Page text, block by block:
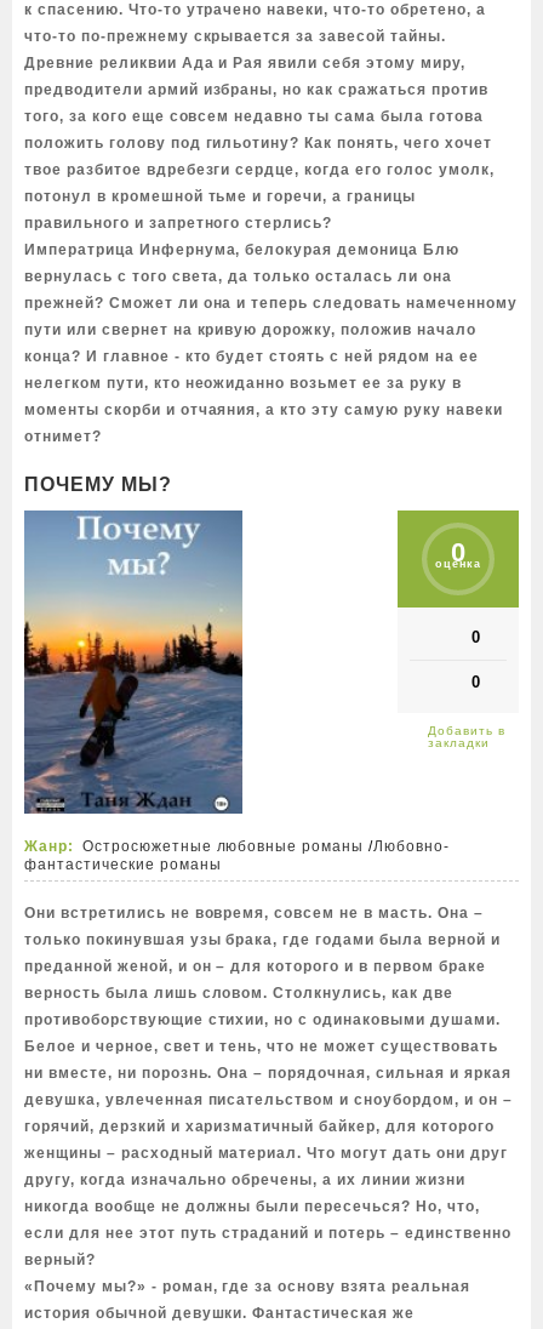
к спасению. Что-то утрачено навеки, что-то обретено, а
что-то по-прежнему скрывается за завесой тайны.
Древние реликвии Ада и Рая явили себя этому миру,
предводители армий избраны, но как сражаться против
того, за кого еще совсем недавно ты сама была готова
положить голову под гильотину? Как понять, чего хочет
твое разбитое вдребезги сердце, когда его голос умолк,
потонул в кромешной тьме и горечи, а границы
правильного и запретного стерлись?
Императрица Инфернума, белокурая демоница Блю
вернулась с того света, да только осталась ли она
прежней? Сможет ли она и теперь следовать намеченному
пути или свернет на кривую дорожку, положив начало
конца? И главное - кто будет стоять с ней рядом на ее
нелегком пути, кто неожиданно возьмет ее за руку в
моменты скорби и отчаяния, а кто эту самую руку навеки
отнимет?
ПОЧЕМУ МЫ?
0
оценка
0
0
Жанр: Остросюжетные любовные романы /Любовно-
фантастические романы
Они встретились не вовремя, совсем не в масть. Она –
только покинувшая узы брака, где годами была верной и
преданной женой, и он – для которого и в первом браке
верность была лишь словом. Столкнулись, как две
противоборствующие стихии, но с одинаковыми душами.
Белое и черное, свет и тень, что не может существовать
ни вместе, ни порознь. Она – порядочная, сильная и яркая
девушка, увлеченная писательством и сноубордом, и он –
горячий, дерзкий и харизматичный байкер, для которого
женщины – расходный материал. Что могут дать они друг
другу, когда изначально обречены, а их линии жизни
никогда вообще не должны были пересечься? Но, что,
если для нее этот путь страданий и потерь – единственно
верный?
«Почему мы?» - роман, где за основу взята реальная
история обычной девушки. Фантастическая же